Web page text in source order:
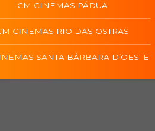
CM CINEMAS PÁDUA
CINEMAS RIO DAS OSTRAS
SANTA BÁRBARA D’OESTE